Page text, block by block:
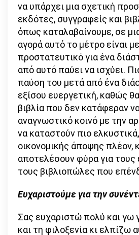
να υπάρχει μια σχετική
εκδότες, συγγραφείς και
όπως καταλαβαίνουμε, σε
αγορά αυτό το μέτρο είναι
προστατευτικό για ένα
από αυτό παύει να ισχύει.
παύση του μετά από ένα
εξίσου ευεργετική, καθώς
βιβλία που δεν κατάφεραν
αναγνωστικό κοινό με την
να καταστούν πιο
οικονομικής άποψης πλέον,
αποτελέσουν φύρα για τους
τους βιβλιοπώλες που
Ευχαριστούμε για την
Σας ευχαριστώ πολύ και γω
και τη φιλοξενία κι ελπίζω